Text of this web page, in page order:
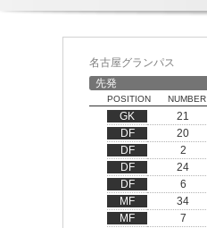
名古屋グランパス
先発
POSITION NUMBER
GK 21
DF
20
DF
2
DF
24
DF
6
MF
34
MF
7